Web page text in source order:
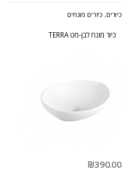
כיורים, כיורים מונחים
כיור מונח לבן-מט TERRA
₪390.00